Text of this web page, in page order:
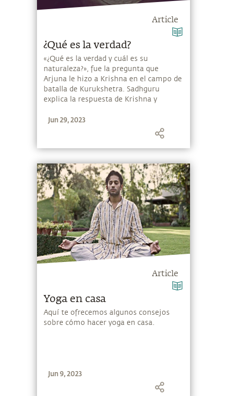
Article
¿Qué es la verdad?
«¿Qué es la verdad y cuál es su
naturaleza?», fue la pregunta que
Arjuna le hizo a Krishna en el campo de
batalla de Kurukshetra. Sadhguru
explica la respuesta de Krishna y
la vida».
Jun 29, 2023
Article
Yoga en casa
Aquí te ofrecemos algunos consejos
sobre cómo hacer yoga en casa.
Jun 9, 2023